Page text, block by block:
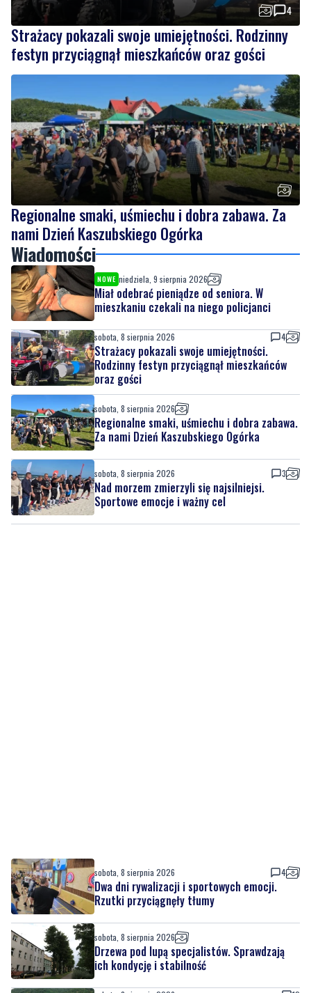
Strażacy pokazali swoje umiejętności. Rodzinny
festyn przyciągnął mieszkańców oraz gości
Regionalne smaki, uśmiechu i dobra zabawa. Za
nami Dzień Kaszubskiego Ogórka
Wiadomości
NOWE niedziela, 9 sierpnia 2026
Miał odebrać pieniądze od seniora. W
mieszkaniu czekali na niego policjanci
sobota, 8 sierpnia 2026
Strażacy pokazali swoje umiejętności.
Rodzinny festyn przyciągnął mieszkańców
oraz gości
sobota, 8 sierpnia 2026
Regionalne smaki, uśmiechu i dobra zabawa.
Za nami Dzień Kaszubskiego Ogórka
sobota, 8 sierpnia 2026 3
sobota, 8 sierpnia 2026 4
Dwa dni rywalizacji i sportowych emocji.
Rzutki przyciągnęły tłumy
sobota, 8 sierpnia 2026